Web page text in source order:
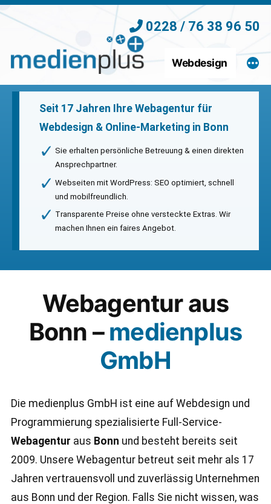
Zum
springen
0228 / 76 38 96 50
Webdesign
Seit 17 Jahren Ihre Webagentur für
Webdesign & Online-Marketing in Bonn
Sie erhalten persönliche Betreuung & einen direkten
Ansprechpartner.
Webseiten mit WordPress: SEO optimiert, schnell
und mobilfreundlich.
Transparente Preise ohne versteckte Extras. Wir
machen Ihnen ein faires Angebot.
Webagentur aus
Bonn –medienplus
GmbH
Die medienplus GmbH ist eine auf Webdesign und
Programmierung spezialisierte Full-Service-
Webagentur aus Bonn und besteht bereits seit
2009. Unsere Webagentur betreut seit mehr als 17
Jahren vertrauensvoll und zuverlässig Unternehmen
aus Bonn und der Region. Falls Sie nicht wissen, was